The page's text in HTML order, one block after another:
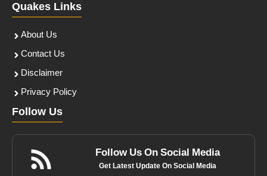
Quakes Links
About Us
Contact Us
Disclaimer
Privacy Policy
Follow Us
Follow Us On Social Media
Get Latest Update On Social Media